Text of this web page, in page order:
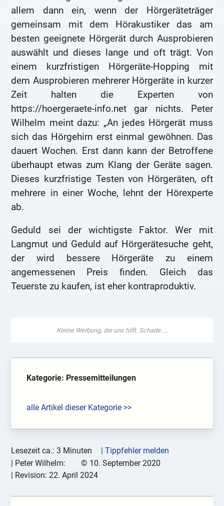
allem dann ein, wenn der Hörgeräteträger
gemeinsam mit dem Hörakustiker das am
besten geeignete Hörgerät durch Ausprobieren
auswählt und dieses lange und oft trägt. Von
einem kurzfristigen Hörgeräte-Hopping mit
dem Ausprobieren mehrerer Hörgeräte in kurzer
Zeit halten die Experten von
https://hoergeraete-info.net gar nichts. Peter
Wilhelm meint dazu: „An jedes Hörgerät muss
sich das Hörgehirn erst einmal gewöhnen. Das
dauert Wochen. Erst dann kann der Betroffene
überhaupt etwas zum Klang der Geräte sagen.
Dieses kurzfristige Testen von Hörgeräten, oft
mehrere in einer Woche, lehnt der Hörexperte
ab.
Geduld sei der wichtigste Faktor. Wer mit
Langmut und Geduld auf Hörgerätesuche geht,
der wird bessere Hörgeräte zu einem
angemessenen Preis finden. Gleich das
Teuerste zu kaufen, ist eher kontraproduktiv.
Kategorie: Pressemitteilungen
alle Artikel dieser Kategorie >>
Lesezeit ca.: 3 Minuten
| Tippfehler melden
| Peter Wilhelm: © 10. September 2020
| Revision:22. April 2024